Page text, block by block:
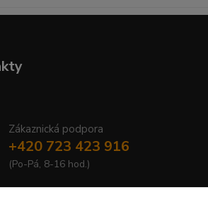
Zákaznická podpora
+420 723 423 916
(Po-Pá, 8-16 hod.)